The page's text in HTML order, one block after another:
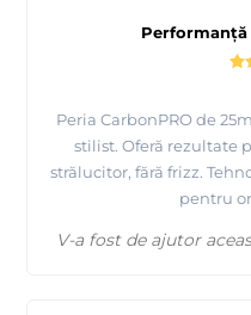
Peria CarbonPRO de
stilist. Oferă rezultate
strălucitor, fără frizz.
pentru
V-a fost de ajutor